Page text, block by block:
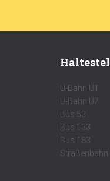
U-Bahn U1
U-Bahn U7
Bus 53
Bus 133
Bus 183
Straßenbahn